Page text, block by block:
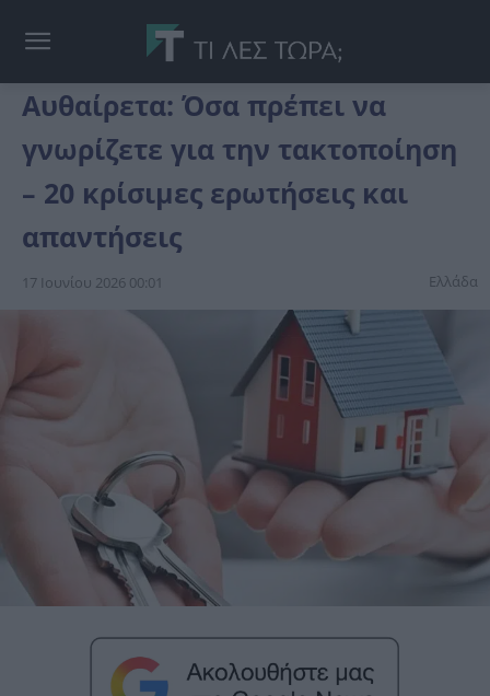
Αυθαίρετα: Όσα πρέπει να
γνωρίζετε για την τακτοποίηση
– 20 κρίσιμες ερωτήσεις και
απαντήσεις
17 Ιουνίου 2026 00:01 Ελλάδα